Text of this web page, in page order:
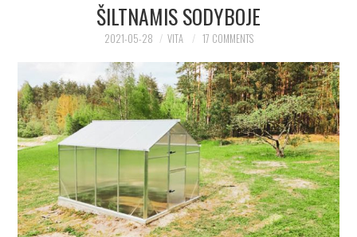
KLUONAS
ĮRANKIAI
AUGALAI
ŠILTNAMIS SODYBOJE
2021-05-28 VITA 17 COMMENTS